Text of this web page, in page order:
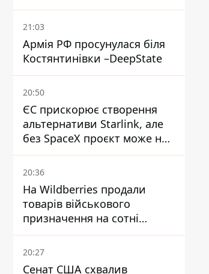
21:03
Армія РФ просунулася біля
Костянтинівки –DeepState
20:50
ЄС прискорює створення
альтернативи Starlink, але
без SpaceX проєкт може не
обійтися
20:36
На Wildberries продали
товарів військового
призначення на сотні
мільйонів, але удари ЗСУ
змінили ситуацію
20:27
Сенат США схвалив